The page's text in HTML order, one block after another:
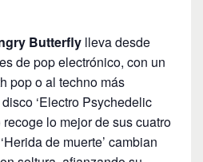
Butterfly lleva desde
de pop electrónico, con un
pop o al techno más
‘Electro Psychedelic
recoge lo mejor de sus cuatro
de muerte’ cambian